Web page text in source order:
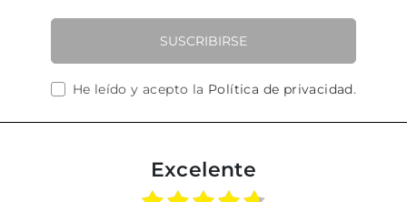
SUSCRIBIRSE
He leído y acepto la Política de privacidad.
Excelente